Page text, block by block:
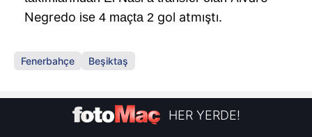
Negredo ise 4 maçta 2 gol atmıştı.
Fenerbahçe Beşiktaş
HER YERDE!